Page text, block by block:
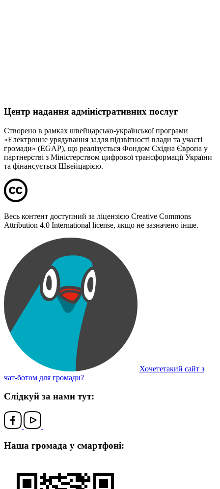
Центр надання адміністративних послуг
Створено в рамках швейцарсько-української програми
«Електронне урядування задля підзвітності влади та участі
громади» (EGAP), що реалізується Фондом Східна Європа у
партнерстві з Міністерством цифрової трансформації України
та фінансується Швейцарією.
Весь контент доступний за ліцензією Creative Commons
Attribution 4.0 International license, якщо не зазначено інше.
Хочететакий сайт з
чат-ботом для громади?
Слідкуй за нами тут:
Наша громада у смартфоні: